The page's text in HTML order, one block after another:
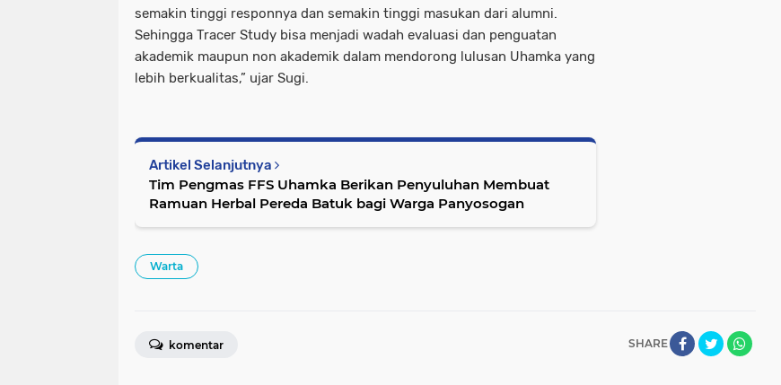
semakin tinggi responnya dan semakin tinggi masukan dari alumni.
Sehingga Tracer Study bisa menjadi wadah evaluasi dan penguatan
akademik maupun non akademik dalam mendorong lulusan Uhamka yang
lebih berkualitas,” ujar Sugi.
Artikel Selanjutnya
Tim Pengmas FFS Uhamka Berikan Penyuluhan Membuat
Ramuan Herbal Pereda Batuk bagi Warga Panyosogan
Warta
SHARE
komentar